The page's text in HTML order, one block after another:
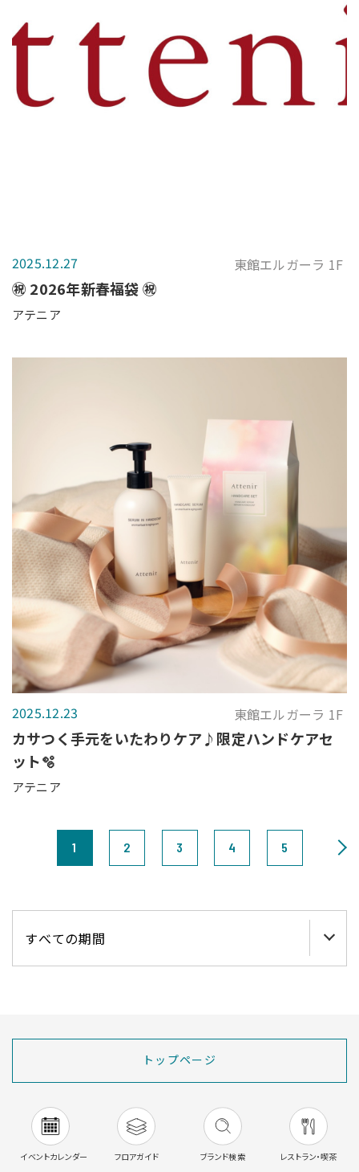
2025.12.27 東館エルガーラ 1F
㊗️ 2026年新春福袋 ㊗️
アテニア
2025.12.23 東館エルガーラ 1F
カサつく手元をいたわりケア♪限定ハンドケアセ
ット🫧
アテニア
1 2 3 4 5
トップページ
イベントカレンダー フロアガイド ブランド検索 レストラン・喫茶